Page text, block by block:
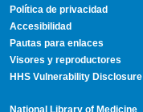
Política de privacidad
Accesibilidad
Pautas para enlaces
Visores y reproductores
HHS Vulnerability Disclosure
National Library of Medicine